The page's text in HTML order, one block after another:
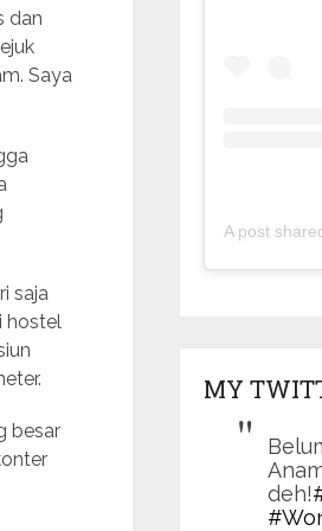
dan
Saya
saja
hostel
besar
MY
deh!